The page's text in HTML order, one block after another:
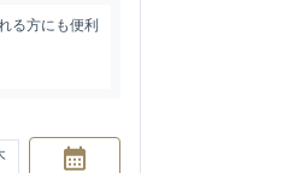
る方にも便利